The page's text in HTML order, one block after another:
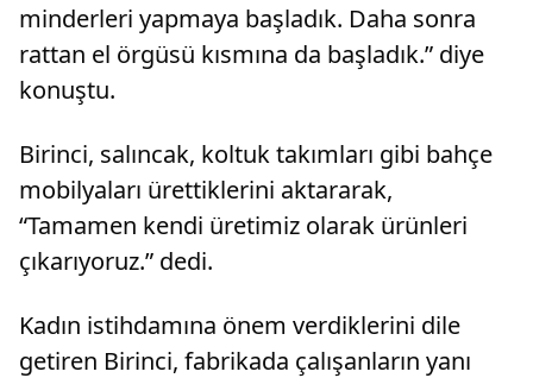
minderleri yapmaya başladık. Daha sonra
rattan el örgüsü kısmına da başladık.” diye
konuştu.
Birinci, salıncak, koltuk takımları gibi bahçe
mobilyaları ürettiklerini aktararak,
“Tamamen kendi üretimiz olarak ürünleri
çıkarıyoruz.” dedi.
Kadın istihdamına önem verdiklerini dile
getiren Birinci, fabrikada çalışanların yanı